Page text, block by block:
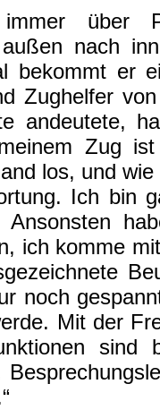
über
nach
bekommt er
Zughelfer
andeutete,
Zug
los, und
Ich bin
ich komme
noch
Mit der
sind